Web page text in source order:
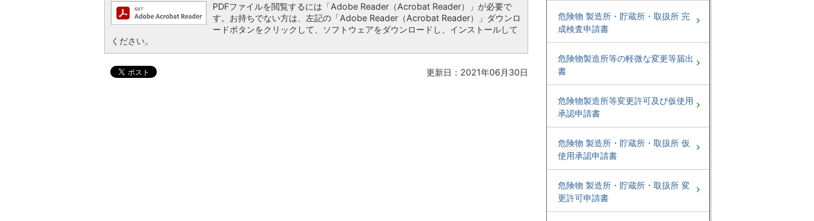
PDFファイルを閲覧するには「Adobe Reader（Acrobat Reader）」が必要で
す。お持ちでない方は、左記の「Adobe Reader（Acrobat Reader）」ダウンロ
ードボタンをクリックして、ソフトウェアをダウンロードし、インストールして
ください。
更新日：2021年06月30日
危険物 製造所・貯蔵所・取扱所 完
成検査申請書
危険物製造所等の軽微な変更等届出
書
危険物製造所等変更許可及び仮使用
承認申請書
危険物 製造所・貯蔵所・取扱所 仮
使用承認申請書
危険物 製造所・貯蔵所・取扱所 変
更許可申請書